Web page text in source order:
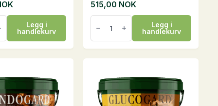
Legg i
handlekurv
515,00 NOK
Fohlengold
LifeStart,
g
antall
Legg i
handlekurv